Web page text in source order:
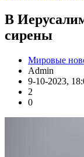
В
сирены
Мировые
Admin
9-10-2023,
2
0